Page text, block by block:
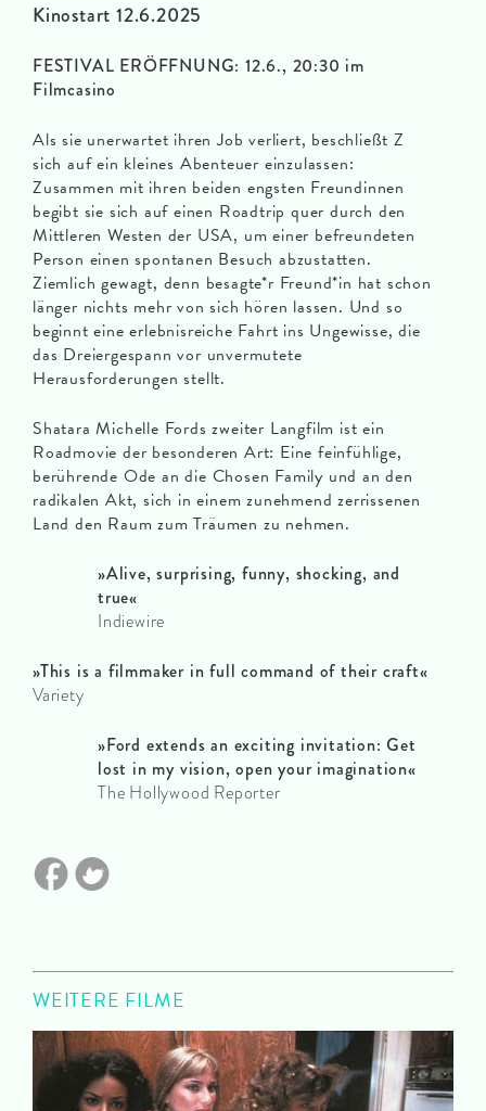
Kinostart 12.6.2025
FESTIVAL ERÖFFNUNG: 12.6., 20:30 im
Filmcasino
Als sie unerwartet ihren Job verliert, beschließt Z
sich auf ein kleines Abenteuer einzulassen:
Zusammen mit ihren beiden engsten Freundinnen
begibt sie sich auf einen Roadtrip quer durch den
Mittleren Westen der USA, um einer befreundeten
Person einen spontanen Besuch abzustatten.
Ziemlich gewagt, denn besagte*r Freund*in hat schon
länger nichts mehr von sich hören lassen. Und so
beginnt eine erlebnisreiche Fahrt ins Ungewisse, die
das Dreiergespann vor unvermutete
Herausforderungen stellt.
Shatara Michelle Fords zweiter Langfilm ist ein
Roadmovie der besonderen Art: Eine feinfühlige,
berührende Ode an die Chosen Family und an den
radikalen Akt, sich in einem zunehmend zerrissenen
Land den Raum zum Träumen zu nehmen.
»Alive, surprising, funny, shocking, and
true«
Indiewire
»This is a filmmaker in full command of their craft«
Variety
»Ford extends an exciting invitation: Get
lost in my vision, open your imagination«
The Hollywood Reporter
WEITERE FILME